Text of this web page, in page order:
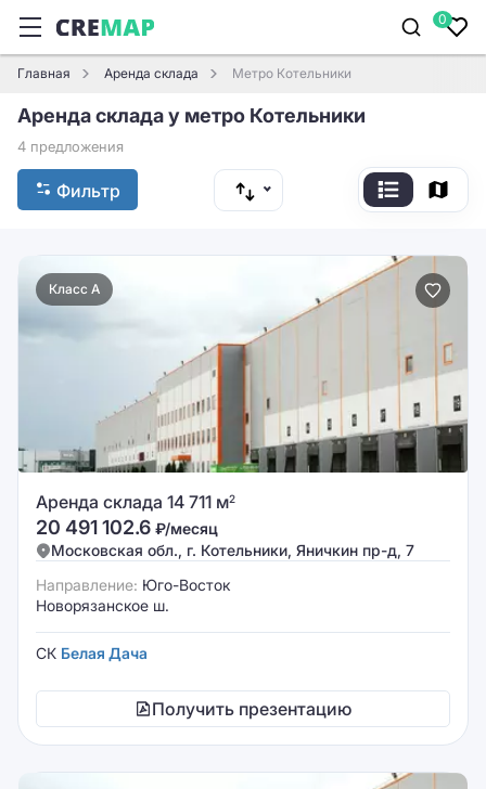
0
Главная Аренда склада Метро Котельники
Аренда склада у метро Котельники
4 предложения
Фильтр
Класс A
Аренда склада 14 711 м2
20 491 102.6 ₽/месяц
Московская обл., г. Котельники, Яничкин пр-д, 7
Направление: Юго-Восток
Новорязанское ш.
СК Белая Дача
Получить презентацию